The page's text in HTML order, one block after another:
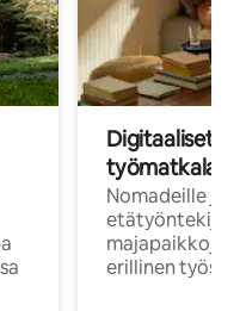
Digitaaliset
Nomadeille ja
majapaikkoja,
erillinen